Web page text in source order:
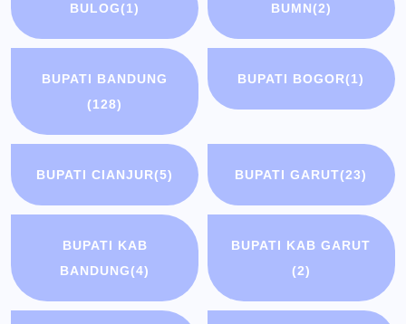
BULOG(1) BUMN(2)
BUPATI BANDUNG
(128)
BUPATI BOGOR(1)
BUPATI CIANJUR(5) BUPATI GARUT(23)
BUPATI KAB
BANDUNG(4)
BUPATI KAB GARUT
(2)